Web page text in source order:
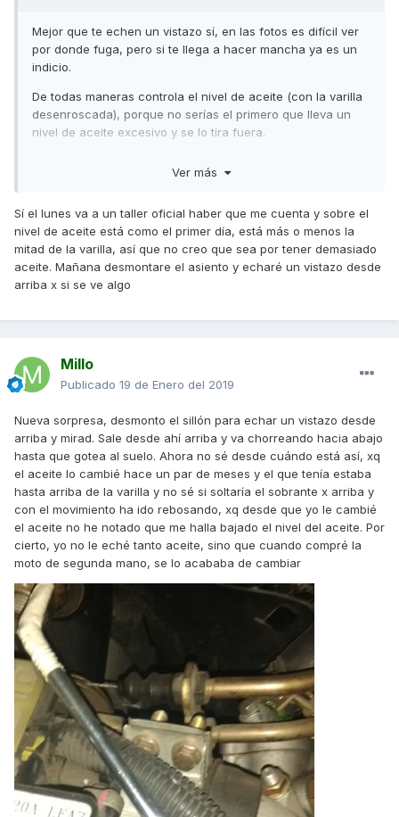
Mejor que te echen un vistazo sí, en las fotos es difícil ver
por donde fuga, pero si te llega a hacer mancha ya es un
indicio.
De todas maneras controla el nivel de aceite (con la varilla
desenroscada), porque no serías el primero que lleva un
nivel de aceite excesivo y se lo tira fuera.
Ver más
Sí el lunes va a un taller oficial haber que me cuenta y sobre el
nivel de aceite está como el primer día, está más o menos la
mitad de la varilla, así que no creo que sea por tener demasiado
aceite. Mañana desmontare el asiento y echaré un vistazo desde
arriba x si se ve algo
Millo
Publicado 19 de Enero del 2019
Nueva sorpresa, desmonto el sillón para echar un vistazo desde
arriba y mirad. Sale desde ahí arriba y va chorreando hacia abajo
hasta que gotea al suelo. Ahora no sé desde cuándo está así, xq
el aceite lo cambié hace un par de meses y el que tenía estaba
hasta arriba de la varilla y no sé si soltaría el sobrante x arriba y
con el movimiento ha ido rebosando, xq desde que yo le cambié
el aceite no he notado que me halla bajado el nivel del aceite. Por
cierto, yo no le eché tanto aceite, sino que cuando compré la
moto de segunda mano, se lo acababa de cambiar